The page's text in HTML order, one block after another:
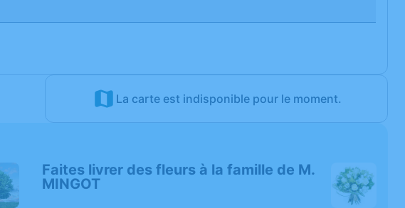
La carte est indisponible pour le moment.
Faites livrer des fleurs à la famille de M.
MINGOT